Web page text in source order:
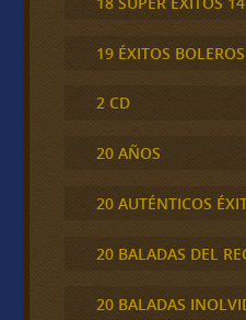
19 ÉXITOS
2 CD
20 AÑOS
20 AUTÉNTICOS
20 BALADAS DEL
20 BALADAS